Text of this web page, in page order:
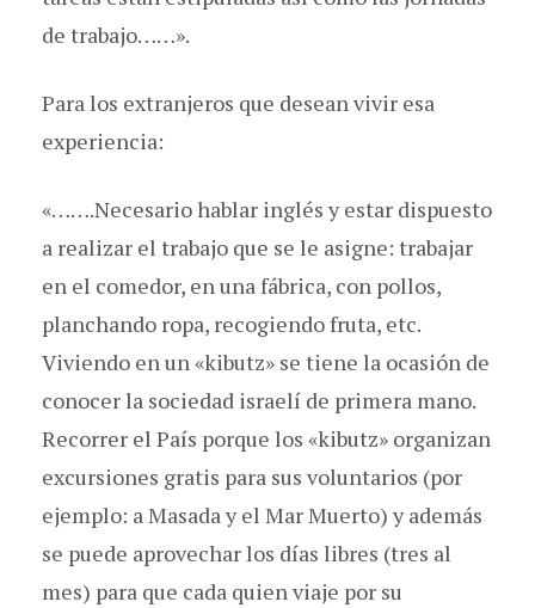
de trabajo……».
Para los extranjeros que desean vivir esa
experiencia:
«…….Necesario hablar inglés y estar dispuesto
a realizar el trabajo que se le asigne: trabajar
en el comedor, en una fábrica, con pollos,
planchando ropa, recogiendo fruta, etc.
Viviendo en un «kibutz» se tiene la ocasión de
conocer la sociedad israelí de primera mano.
Recorrer el País porque los «kibutz» organizan
excursiones gratis para sus voluntarios (por
ejemplo: a Masada y el Mar Muerto) y además
se puede aprovechar los días libres (tres al
mes) para que cada quien viaje por su